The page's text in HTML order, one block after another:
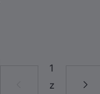
1
z